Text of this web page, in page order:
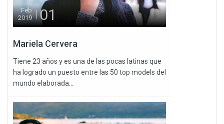
Feb
2019
01
Mariela Cervera
Tiene 23 años y es una de las pocas latinas que
ha logrado un puesto entre las 50 top models del
mundo elaborada...